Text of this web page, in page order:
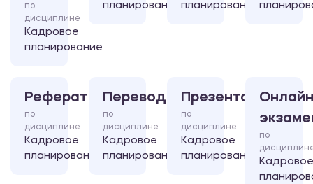
по
дисциплине
Кадровое
планирование
планирование планирование
Реферат
по
дисциплине
Кадровое
планирование
Перевод
по
дисциплине
Кадровое
планирование
Презентация
по
дисциплине
Кадровое
планирование
по
Кадровое